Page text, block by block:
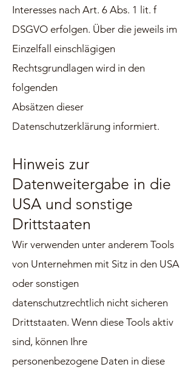
Interesses nach Art. 6 Abs. 1 lit. f
DSGVO erfolgen. Über die jeweils im
Einzelfall einschlägigen
Rechtsgrundlagen wird in den
folgenden
Absätzen dieser
Datenschutzerklärung informiert.
Hinweis zur
Datenweitergabe in die
USA und sonstige
Drittstaaten
Wir verwenden unter anderem Tools
von Unternehmen mit Sitz in den USA
oder sonstigen
datenschutzrechtlich nicht sicheren
Drittstaaten. Wenn diese Tools aktiv
sind, können Ihre
personenbezogene Daten in diese